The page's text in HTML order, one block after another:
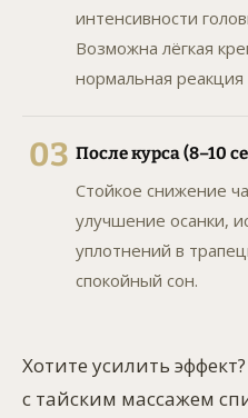
интенсивности
Возможна лёгкая
нормальная реакция
03 После курса (8–10
Стойкое снижение
улучшение осанки,
уплотнений в
спокойный сон.
Хотите усилить
с тайским массажем